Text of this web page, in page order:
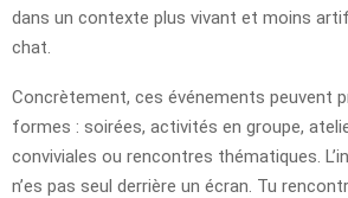
dans un contexte plus vivant et moins
chat.
Concrètement, ces événements peuvent
formes : soirées, activités en groupe,
conviviales ou rencontres thématiques.
n’es pas seul derrière un écran. Tu